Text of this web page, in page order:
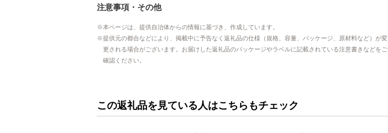
注意事項・その他
本ページは、提供自治体からの情報に基づき、作成しています。
提供元の都合などにより、掲載中に予告なく返礼品の仕様（規格、容量、パッケージ、原材料など）が変
更される場合がございます。お届けした返礼品のパッケージやラベルに記載されている注意書きなどをご
確認ください。
この返礼品を見ている人はこちらもチェック